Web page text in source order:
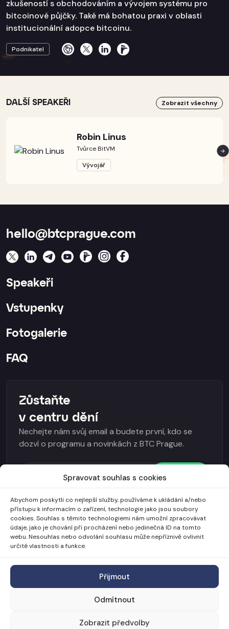
Spravovat souhlas s cookies
Abychom poskytli co nejlepší služby, používáme k ukládání a/nebo
přístupu k informacím o zařízení, technologie jako jsou soubory
cookies. Souhlas s těmito technologiemi nám umožní zpracovávat
údaje, jako je chování při procházení nebo jedinečná ID na tomto
webu. Nesouhlas nebo odvolání souhlasu může nepříznivě ovlivnit
určité vlastnosti a funkce.
Přijmout
Odmítnout
Zobrazit předvolby
zkušeností s obchodováním a vývojem systému pro
bitcoinové půjčky. Také má bohatou praxi v oblasti
institucionální adopce bitcoinu.
Podnikatel
DALŠÍ SPEAKEŘI Zobrazit všechny
Robin Linus
Tvůrce BitVM
Vývojář
hello@btcprague.com
Speakeři
Vstupenky
Fotogalerie
FAQ
Zůstaňte
v centru dění
Nechejte nám svůj email a budete první, kdo se
dozví o programu a novinkách z BTC Prague.
Odebírat
I agree to the Všeobecné obchodní podmínky
and
GDPR.
BTC Prague • Twenty one million s.r.o.